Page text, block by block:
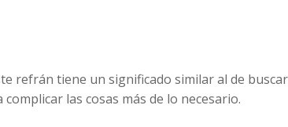
refrán tiene un significado similar al de
las cosas más de lo necesario.